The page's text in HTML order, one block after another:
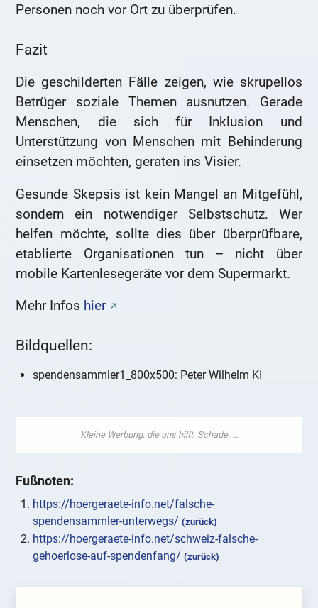
Personen noch vor Ort zu überprüfen.
Fazit
Die geschilderten Fälle zeigen, wie skrupellos
Betrüger soziale Themen ausnutzen. Gerade
Menschen, die sich für Inklusion und
Unterstützung von Menschen mit Behinderung
einsetzen möchten, geraten ins Visier.
Gesunde Skepsis ist kein Mangel an Mitgefühl,
sondern ein notwendiger Selbstschutz. Wer
helfen möchte, sollte dies über überprüfbare,
etablierte Organisationen tun – nicht über
mobile Kartenlesegeräte vor dem Supermarkt.
Mehr Infos hier
Bildquellen:
spendensammler1_800x500: Peter Wilhelm KI
Fußnoten:
https://hoergeraete-info.net/falsche-
spendensammler-unterwegs/ (zurück)
https://hoergeraete-info.net/schweiz-falsche-
gehoerlose-auf-spendenfang/ (zurück)